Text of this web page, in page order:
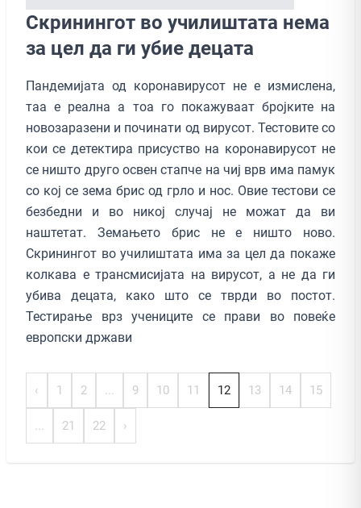
Скринингот во училиштата нема
за цел да ги убие децата
Пандемијата од коронавирусот не е измислена,
таа е реална а тоа го покажуваат бројките на
новозаразени и починати од вирусот. Тестовите со
кои се детектира присуство на коронавирусот не
се ништо друго освен стапче на чиј врв има памук
со кој се зема брис од грло и нос. Овие тестови се
безбедни и во никој случај не можат да ви
наштетат. Земањето брис не е ништо ново.
Скринингот во училиштата има за цел да покаже
колкава е трансмисијата на вирусот, а не да ги
убива децата, како што се тврди во постот.
Тестирање врз учениците се прави во повеќе
европски држави
‹ 1 2 ... 9 10 11 12 13 14 15
... 21 22 ›